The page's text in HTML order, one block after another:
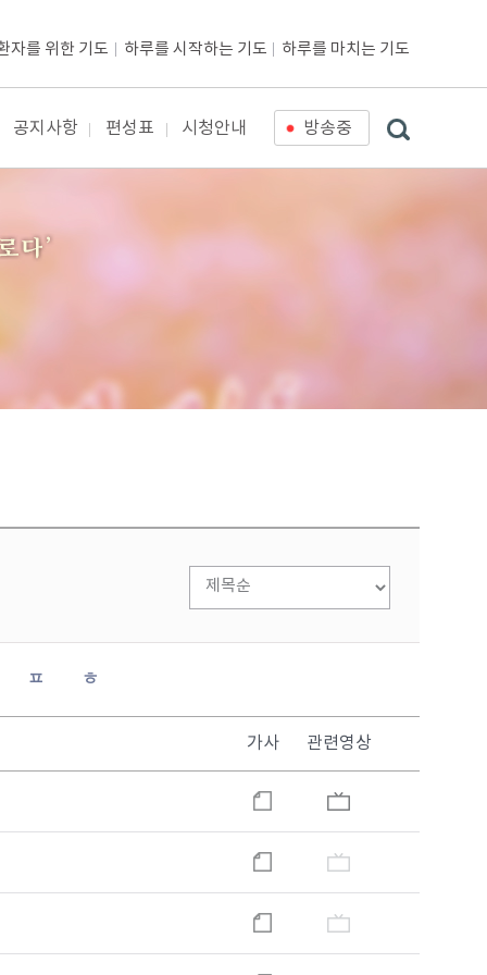
자를 위한 기도 하루를 시작하는 기도 하루를 마치는 기도
공지사항 편성표 시청안내 방송중
ㅍ ㅎ
가사 관련영상